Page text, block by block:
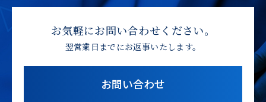
お気軽にお問い合わせください。
翌営業日までにお返事いたします。
お問い合わせ